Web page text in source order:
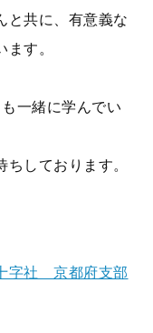
と共に、有意義な
す。
一緒に学んでい
しております。
字社 京都府支部